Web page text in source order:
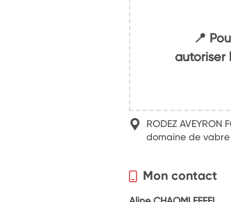
📍
autoriser
RODEZ AVEYRON
domaine de vabre
Mon contact